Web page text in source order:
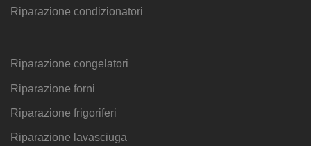
Riparazione condizionatori
Riparazione congelatori
Riparazione forni
Riparazione frigoriferi
Riparazione lavasciuga